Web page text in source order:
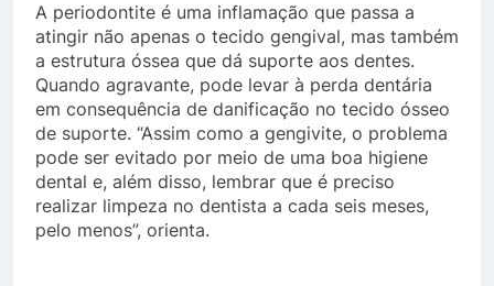
A periodontite é uma inflamação que passa a
atingir não apenas o tecido gengival, mas também
a estrutura óssea que dá suporte aos dentes.
Quando agravante, pode levar à perda dentária
em consequência de danificação no tecido ósseo
de suporte. “Assim como a gengivite, o problema
pode ser evitado por meio de uma boa higiene
dental e, além disso, lembrar que é preciso
realizar limpeza no dentista a cada seis meses,
pelo menos”, orienta.